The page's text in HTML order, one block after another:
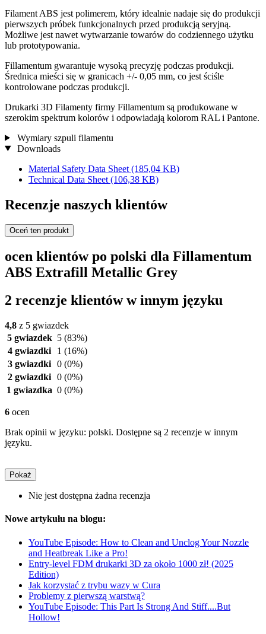
Filament ABS jest polimerem, który idealnie nadaje się do produkcji
pierwszych próbek funkcjonalnych przed produkcją seryjną.
Możliwe jest nawet wytwarzanie towarów do codziennego użytku
lub prototypowania.
Fillamentum gwarantuje wysoką precyzję podczas produkcji.
Średnica mieści się w granicach +/- 0,05 mm, co jest ściśle
kontrolowane podczas produkcji.
Drukarki 3D Filamenty firmy Fillamentum są produkowane w
szerokim spektrum kolorów i odpowiadają kolorom RAL i Pantone.
Wymiary szpuli filamentu
Downloads
Material Safety Data Sheet (185,04 KB)
Technical Data Sheet (106,38 KB)
Recenzje naszych klientów
Oceń ten produkt
ocen klientów po polski dla Fillamentum
ABS Extrafill Metallic Grey
2 recenzje klientów w innym języku
4,8 z 5 gwiazdek
5 gwiazdek 5 (83%)
4 gwiazdki
1 (16%)
3 gwiazdki 0 (0%)
2 gwiazdki 0 (0%)
1 gwiazdka 0 (0%)
6 ocen
Brak opinii w języku: polski. Dostępne są 2 recenzje w innym
języku.
Pokaż
Nie jest dostępna żadna recenzja
Nowe artykułu na blogu:
YouTube Episode: How to Clean and Unclog Your Nozzle
and Heatbreak Like a Pro!
Entry-level FDM drukarki 3D za około 1000 zł! (2025
Edition)
Jak korzystać z trybu wazy w Cura
Problemy z pierwszą warstwą?
YouTube Episode: This Part Is Strong And Stiff....But
Hollow!